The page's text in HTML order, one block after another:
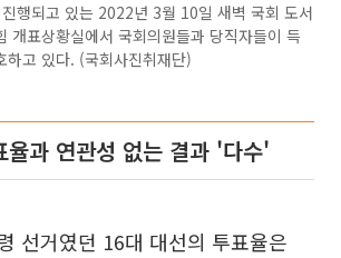
행되고 있는 2022년 3월 10일 새벽 국회 도서
개표상황실에서 국회의원들과 당직자들이 득
하고 있다. (국회사진취재단)
율과 연관성 없는 결과 '다수'
선거였던 16대 대선의 투표율은